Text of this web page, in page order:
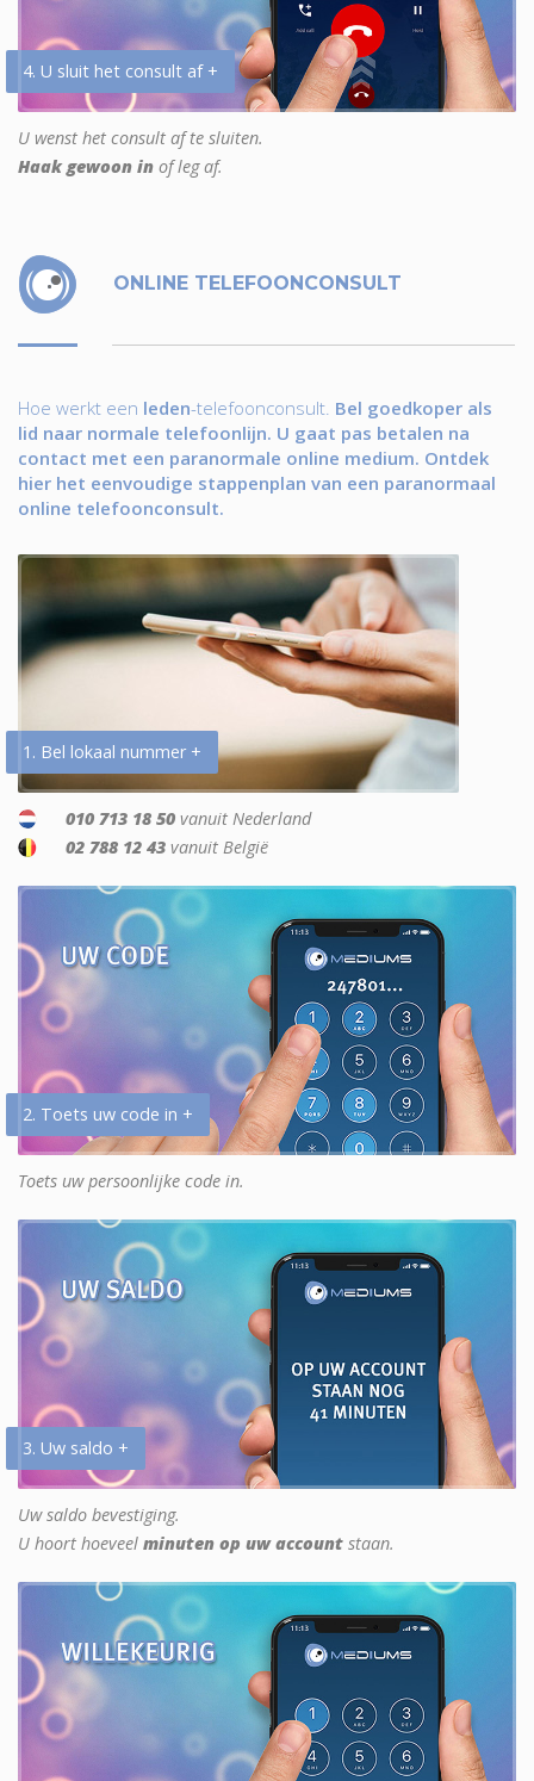
4. U sluit het consult af +
U wenst het consult af te sluiten.
Haak gewoon in of leg af.
ONLINE TELEFOONCONSULT
Hoe werkt een leden-telefoonconsult. Bel goedkoper als
lid naar normale telefoonlijn. U gaat pas betalen na
contact met een paranormale online medium. Ontdek
hier het eenvoudige stappenplan van een paranormaal
online telefoonconsult.
1. Bel lokaal nummer +
010 713 18 50 vanuit Nederland
02 788 12 43 vanuit België
2. Toets uw code in +
Toets uw persoonlijke code in.
3. Uw saldo +
Uw saldo bevestiging.
U hoort hoeveel minuten op uw account staan.